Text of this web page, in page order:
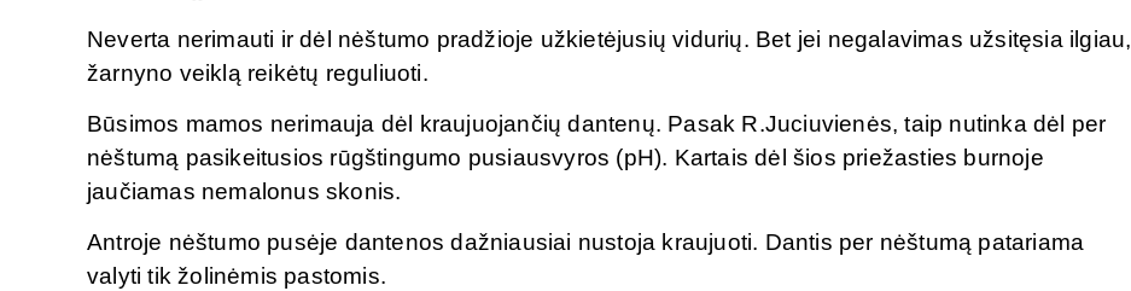
Neverta nerimauti ir dėl nėštumo pradžioje užkietėjusių vidurių. Bet jei negalavimas užsitęsia ilgiau,
žarnyno veiklą reikėtų reguliuoti.
Būsimos mamos nerimauja dėl kraujuojančių dantenų. Pasak R.Juciuvienės, taip nutinka dėl per
nėštumą pasikeitusios rūgštingumo pusiausvyros (pH). Kartais dėl šios priežasties burnoje
jaučiamas nemalonus skonis.
Antroje nėštumo pusėje dantenos dažniausiai nustoja kraujuoti. Dantis per nėštumą patariama
valyti tik žolinėmis pastomis.